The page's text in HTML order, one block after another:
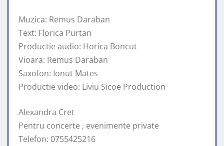
Muzica: Remus Daraban
Text: Florica Purtan
Productie audio: Horica Boncut
Vioara: Remus Daraban
Saxofon: Ionut Mates
Productie video: Liviu Sicoe Production
Alexandra Cret
Pentru concerte , evenimente private
Telefon: 0755425216